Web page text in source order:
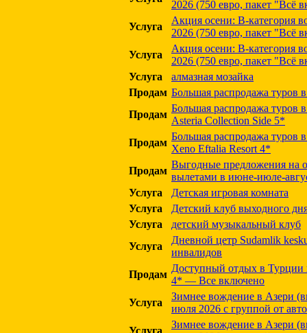
2026 (750 евро, пакет "Всё
Услуга
Акция осени: В-категория
2026 (750 евро, пакет "Всё
Услуга
Акция осени: В-категория
2026 (750 евро, пакет "Всё
Услуга
алмазная мозайка
Продам Большая распродажа туров
Продам
Большая распродажа туров
Asteria Collection Side 5*
Продам
Большая распродажа туров
Xeno Eftalia Resort 4*
Продам
Выгодные предложения на
вылетами в июне-июле-
Услуга
Детская игровая комната
Услуга
Детский клуб выходного
Услуга
детский музыкальный клуб
Услуга
Дневной цетр Sudamlik
инвалидов
Продам
Доступный отдых в Турции
4* — Все включено
Услуга
Зимнее вождение в Азери
июля 2026 с группой от
Услуга
Зимнее вождение в Азери